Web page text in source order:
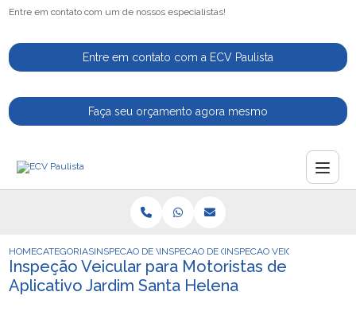
Entre em contato com um de nossos especialistas!
Entre em contato com a ECV Paulista
Faça seu orçamento agora mesmo
HOMECATEGORIASINSPECAO DE VEICULOSINSPECAO DE CARROSINSPECAO VEICULAR PARA
Inspeção Veicular para Motoristas de
Aplicativo Jardim Santa Helena